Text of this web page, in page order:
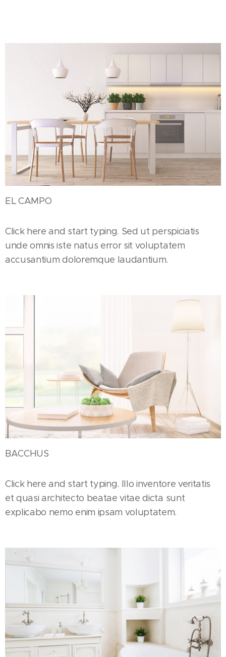
EL CAMPO
Click here and start typing. Sed ut perspiciatis
unde omnis iste natus error sit voluptatem
accusantium doloremque laudantium.
BACCHUS
Click here and start typing. Illo inventore veritatis
et quasi architecto beatae vitae dicta sunt
explicabo nemo enim ipsam voluptatem.